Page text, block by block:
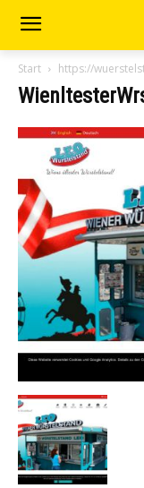
Start https://